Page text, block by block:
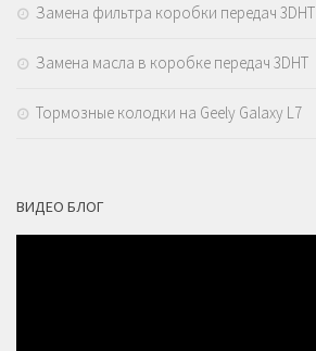
Замена фильтра коробки передач 3DHT
Замена масла в коробке передач 3DHT
Тормозные колодки на Geely Galaxy L7
ВИДЕО БЛОГ